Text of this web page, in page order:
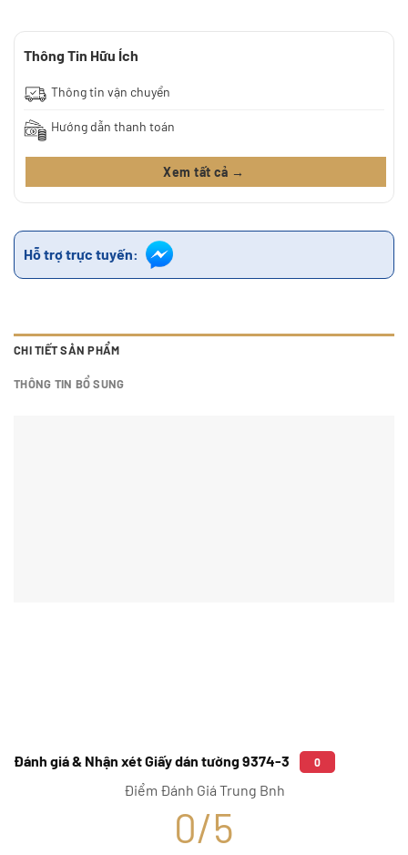
Thông Tin Hữu Ích
Thông tin vận chuyển
Hướng dẫn thanh toán
Xem tất cả →
Hỗ trợ trực tuyến:
CHI TIẾT SẢN PHẨM
THÔNG TIN BỔ SUNG
Đánh giá & Nhận xét Giấy dán tường 9374-3 0
Điểm Đánh Giá Trung Bnh
0/5